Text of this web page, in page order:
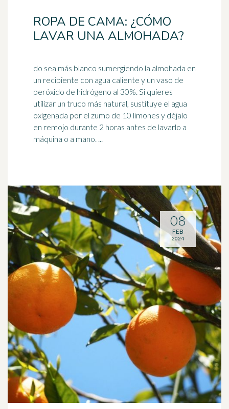
ROPA DE CAMA: ¿CÓMO
LAVAR UNA ALMOHADA?
do sea más blanco sumergiendo la almohada en
un recipiente con agua caliente y un vaso de
peróxido de hidrógeno al 30%. Si quieres
utilizar un truco más natural, sustituye el agua
oxigenada por el zumo de 10 limones y déjalo
en remojo durante 2 horas antes de lavarlo a
máquina o a mano. ...
08
FEB
2024